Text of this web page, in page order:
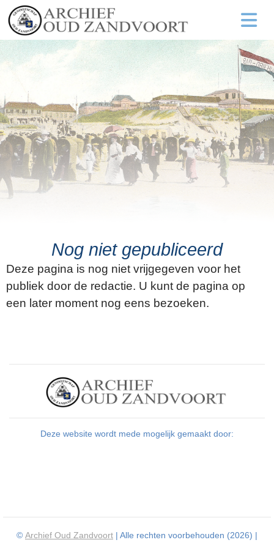
Nog niet gepubliceerd
Deze pagina is nog niet vrijgegeven voor het
publiek door de redactie. U kunt de pagina op
een later moment nog eens bezoeken.
Deze website wordt mede mogelijk gemaakt door:
© Archief Oud Zandvoort | Alle rechten voorbehouden (2026) |